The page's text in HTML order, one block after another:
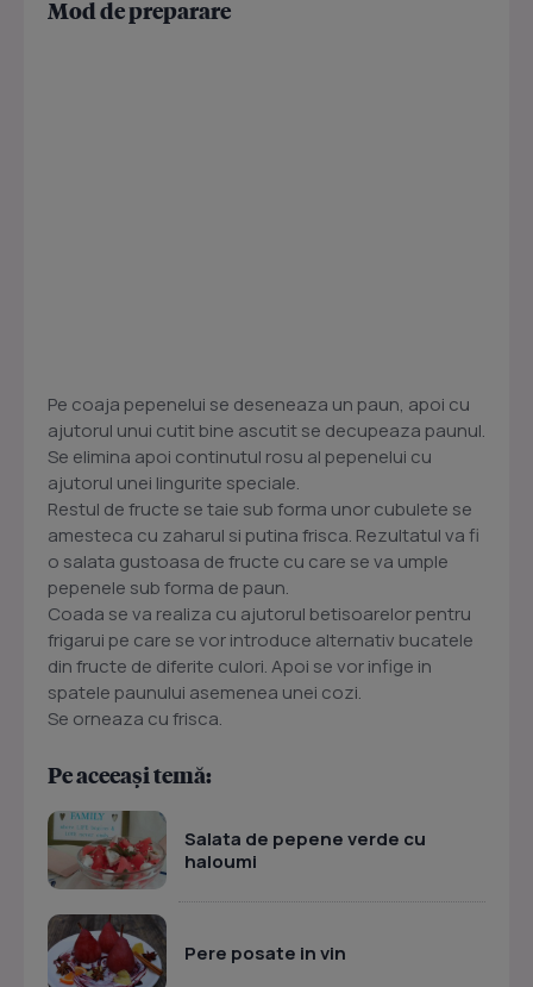
Mod de preparare
Pe coaja pepenelui se deseneaza un paun, apoi cu
ajutorul unui cutit bine ascutit se decupeaza paunul.
Se elimina apoi continutul rosu al pepenelui cu
ajutorul unei lingurite speciale.
Restul de fructe se taie sub forma unor cubulete se
amesteca cu zaharul si putina frisca. Rezultatul va fi
o salata gustoasa de fructe cu care se va umple
pepenele sub forma de paun.
Coada se va realiza cu ajutorul betisoarelor pentru
frigarui pe care se vor introduce alternativ bucatele
din fructe de diferite culori. Apoi se vor infige in
spatele paunului asemenea unei cozi.
Se orneaza cu frisca.
Pe aceeași temă:
Salata de pepene verde cu
haloumi
Pere posate in vin